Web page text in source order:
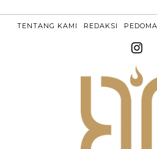
TENTANG KAMI REDAKSI